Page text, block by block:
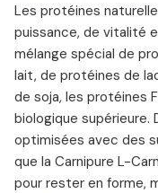
Les protéines
puissance, de vitalité
mélange spécial de
lait, de protéines de
de soja, les protéines
biologique supérieure.
optimisées avec des
que la Carnipure L-
pour rester en forme,